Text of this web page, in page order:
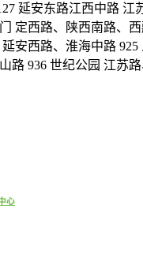
延安东路江西中路 江
定西路、陕西南路、
安西路、淮海中路 925
路 936 世纪公园 江苏
心